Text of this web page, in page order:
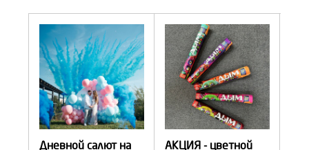
Дневной салют на
АКЦИЯ - цветной